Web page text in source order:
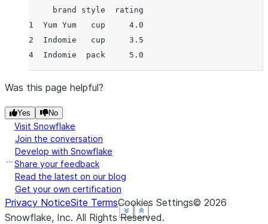
Show less
See more
Show less
See more
Show less
See more
     brand style  rating
1  Yum Yum   cup     4.0
2  Indomie   cup     3.5
4  Indomie  pack     5.0
Show less
See more
Was this page helpful?
Yes No
Visit Snowflake
Join the conversation
Develop with Snowflake
Share your feedback
Read the latest on our blog
Get your own certification
Privacy NoticeSite TermsCookies Settings© 2026
Snowflake, Inc. All Rights Reserved.